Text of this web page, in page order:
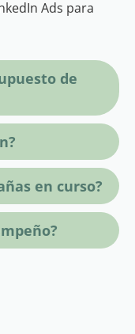
Ads para
de
en curso?